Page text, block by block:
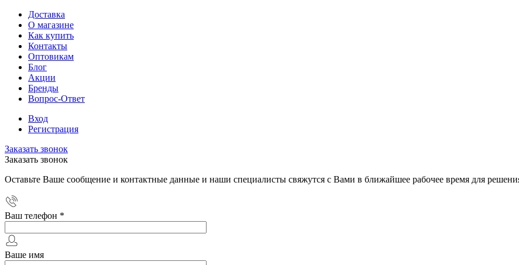
Доставка
О магазине
Как купить
Контакты
Оптовикам
Блог
Акции
Бренды
Вопрос-Ответ
Вход
Регистрация
Заказать звонок
Заказать звонок
Оставьте Ваше сообщение и контактные данные и наши специалисты свяжутся с Вами в ближайшее рабочее время для
Ваш телефон *
Ваше имя